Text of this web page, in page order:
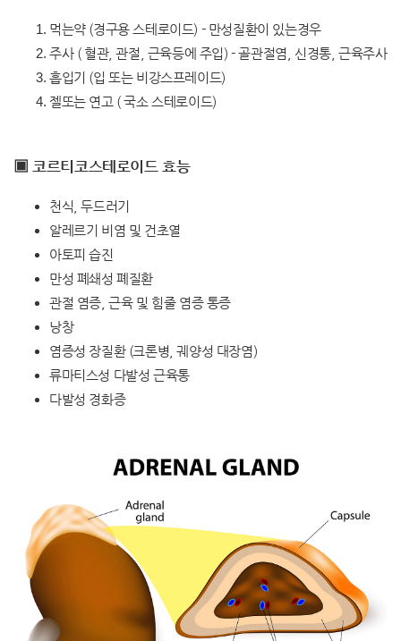
먹는약 (경구용 스테로이드) - 만성질환이 있는경우
주사 ( 혈관, 관절, 근육등에 주입) - 골관절염, 신경통, 근육주사
흡입기 (입 또는 비강스프레이드)
젤또는 연고 ( 국소 스테로이드)
▣ 코르티코스테로이드 효능
천식, 두드러기
알레르기 비염 및 건초열
아토피 습진
만성 폐쇄성 폐질환
관절 염증, 근육 및 힘줄 염증 통증
낭창
염증성 장질환 (크론병, 궤양성 대장염)
류마티스성 다발성 근육통
다발성 경화증